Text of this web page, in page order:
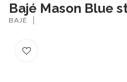
Bajé Mason Blue
BAJÉ